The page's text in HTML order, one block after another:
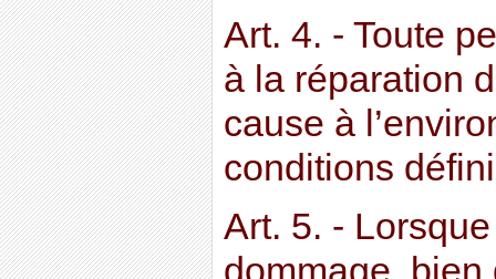
Art. 4. - Toute
à la réparation
cause à
conditions
Art. 5. -